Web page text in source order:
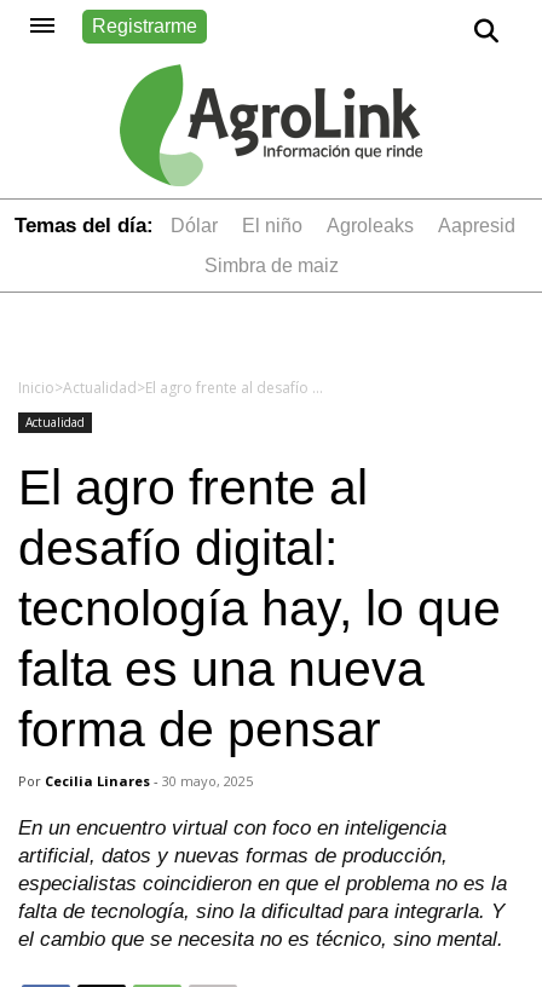
Registrarme
Temas del día: dólar el niño Agroleaks
aapresid
simbra de maiz
Inicio>Actualidad> El agro frente al desafío digital: tecnología hay, lo que falta es una nueva forma de pensar
Actualidad
El agro frente al
desafío digital:
tecnología hay, lo que
falta es una nueva
forma de pensar
Por Cecilia Linares - 30 mayo, 2025
En un encuentro virtual con foco en inteligencia
artificial, datos y nuevas formas de producción,
especialistas coincidieron en que el problema no es la
falta de tecnología, sino la dificultad para integrarla. Y
el cambio que se necesita no es técnico, sino mental.